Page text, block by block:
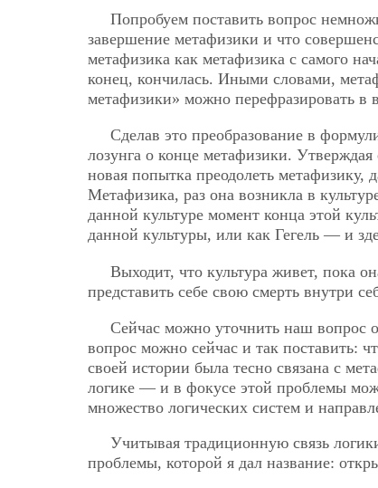
Попробуем поставить вопрос
завершение метафизики и что
метафизика как метафизика с самого
конец, кончилась. Иными словами,
метафизики» можно перефразировать в
Сделав это преобразование в
лозунга о конце метафизики.
новая попытка преодолеть
Метафизика, раз она возникла в
данной культуре момент конца этой
данной культуры, или как Гегель — и
Выходит, что культура живет, пока
представить себе свою смерть внутри
Сейчас можно уточнить наш вопрос
вопрос можно сейчас и так поставить:
своей истории была тесно связана с
логике — и в фокусе этой проблемы
множество логических систем и
Учитывая традиционную связь
проблемы, которой я дал название: